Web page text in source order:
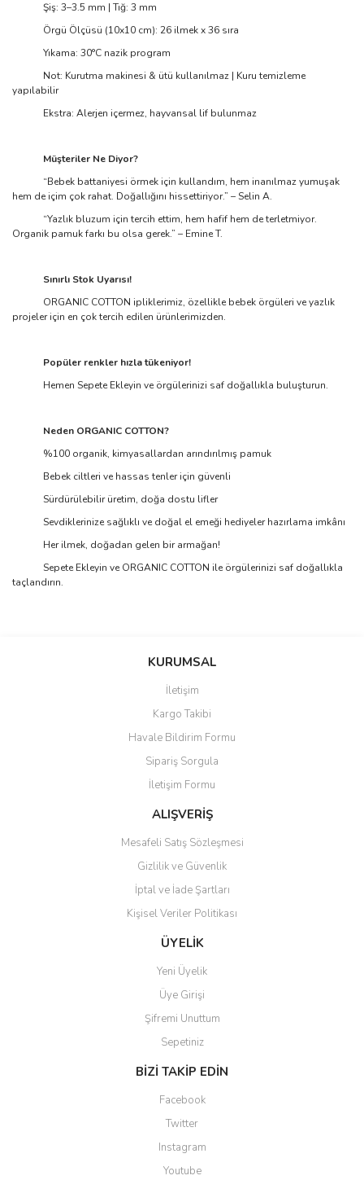
Şiş: 3–3.5 mm | Tığ: 3 mm
Örgü Ölçüsü (10x10 cm): 26 ilmek x 36 sıra
Yıkama: 30°C nazik program
Not: Kurutma makinesi & ütü kullanılmaz | Kuru temizleme
yapılabilir
Ekstra: Alerjen içermez, hayvansal lif bulunmaz
Müşteriler Ne Diyor?
“Bebek battaniyesi örmek için kullandım, hem inanılmaz yumuşak
hem de içim çok rahat. Doğallığını hissettiriyor.” – Selin A.
“Yazlık bluzum için tercih ettim, hem hafif hem de terletmiyor.
Organik pamuk farkı bu olsa gerek.” – Emine T.
Sınırlı Stok Uyarısı!
ORGANIC COTTON ipliklerimiz, özellikle bebek örgüleri ve yazlık
projeler için en çok tercih edilen ürünlerimizden.
Popüler renkler hızla tükeniyor!
Hemen Sepete Ekleyin ve örgülerinizi saf doğallıkla buluşturun.
Neden ORGANIC COTTON?
%100 organik, kimyasallardan arındırılmış pamuk
Bebek ciltleri ve hassas tenler için güvenli
Sürdürülebilir üretim, doğa dostu lifler
Sevdiklerinize sağlıklı ve doğal el emeği hediyeler hazırlama imkânı
Her ilmek, doğadan gelen bir armağan!
Sepete Ekleyin ve ORGANIC COTTON ile örgülerinizi saf doğallıkla
taçlandırın.
Bu ürüne ilk yorumu siz yapın!
Ürün resmi kalitesiz, bozuk veya görüntülenemiyor.
Ürün açıklamasında eksik bilgiler bulunuyor.
Ürün bilgilerinde hatalar bulunuyor.
Ürün fiyatı diğer sitelerden daha pahalı.
Bu ürüne benzer farklı alternatifler olmalı.
Gönder
KURUMSAL
İletişim
Kargo Takibi
Havale Bildirim Formu
Sipariş Sorgula
İletişim Formu
ALIŞVERİŞ
Mesafeli Satış Sözleşmesi
Gizlilik ve Güvenlik
İptal ve İade Şartları
Kişisel Veriler Politikası
ÜYELİK
Yeni Üyelik
Üye Girişi
Şifremi Unuttum
Sepetiniz
BİZİ TAKİP EDİN
Facebook
Twitter
Instagram
Youtube